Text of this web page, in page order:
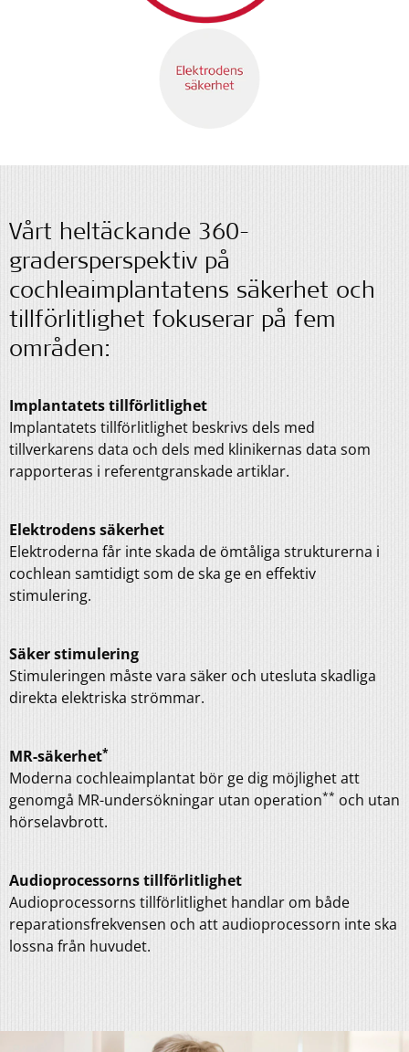
Vårt heltäckande 360-
gradersperspektiv på
cochleaimplantatens säkerhet och
tillförlitlighet fokuserar på fem
områden:
Implantatets tillförlitlighet
Implantatets tillförlitlighet beskrivs dels med
tillverkarens data och dels med klinikernas data som
rapporteras i referentgranskade artiklar.
Elektrodens säkerhet
Elektroderna får inte skada de ömtåliga strukturerna i
cochlean samtidigt som de ska ge en effektiv
stimulering.
Säker stimulering
Stimuleringen måste vara säker och utesluta skadliga
direkta elektriska strömmar.
MR-säkerhet*
Moderna cochleaimplantat bör ge dig möjlighet att
genomgå MR-undersökningar utan operation** och utan
hörselavbrott.
Audioprocessorns tillförlitlighet
Audioprocessorns tillförlitlighet handlar om både
reparationsfrekvensen och att audioprocessorn inte ska
lossna från huvudet.